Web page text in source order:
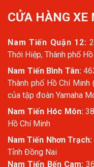
CỬA HÀNG XE
Nam Tiến Quận 12:
Thới Hiệp, Thành phố
Nam Tiến Bình Tân:
Thành phố Hồ Chí Minh
của tập đoàn Yamaha
Nam Tiến Hóc Môn:
Hồ Chí Minh
Nam Tiến Nhơn Trạch:
Tỉnh Đồng Nai
Nam Tiến Bến Cam: